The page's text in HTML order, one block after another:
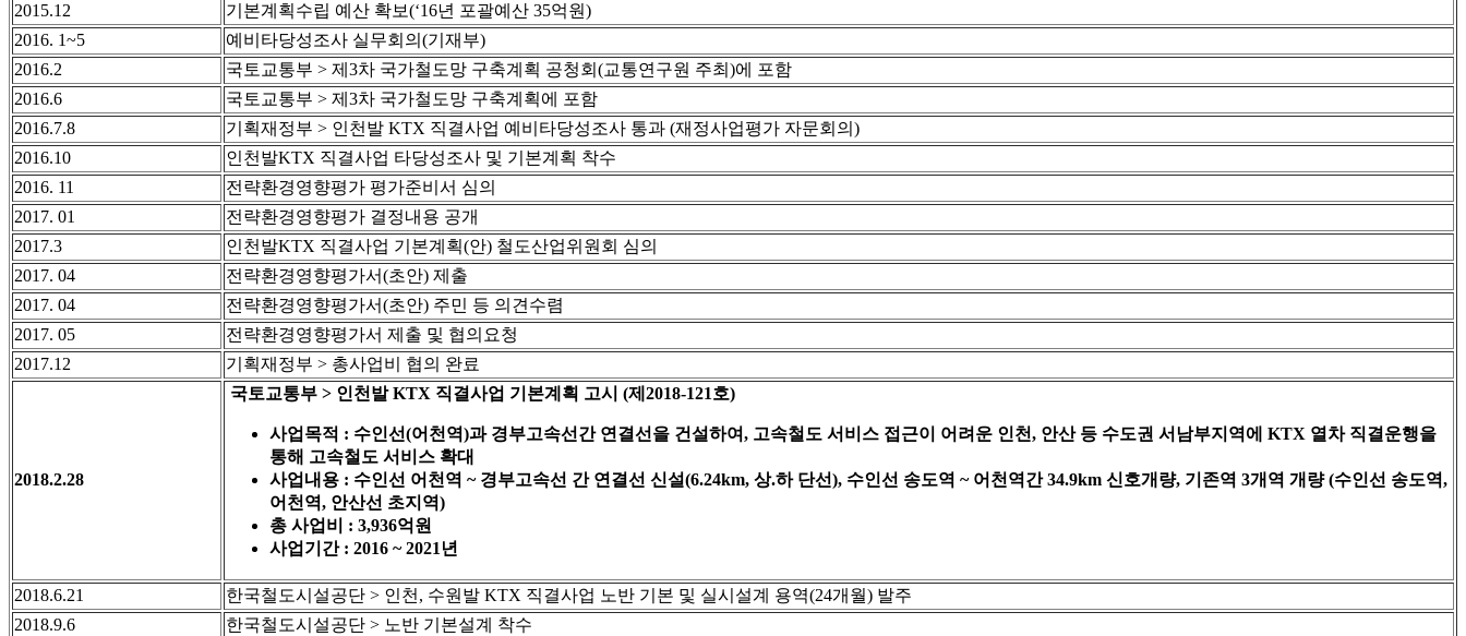
2015.12
기본계획수립 예산 확보(‘16년 포괄예산 35억원)
2016. 1~5
예비타당성조사 실무회의(기재부)
2016.2
국토교통부 > 제3차 국가철도망 구축계획 공청회(교통연구원 주최)에 포함
2016.6
국토교통부 > 제3차 국가철도망 구축계획에 포함
2016.7.8
기획재정부 > 인천발 KTX 직결사업 예비타당성조사 통과 (재정사업평가 자문회의)
2016.10
인천발KTX 직결사업 타당성조사 및 기본계획 착수
2016. 11
전략환경영향평가 평가준비서 심의
2017. 01
전략환경영향평가 결정내용 공개
2017.3
인천발KTX 직결사업 기본계획(안) 철도산업위원회 심의
2017. 04
전략환경영향평가서(초안) 제출
2017. 04
전략환경영향평가서(초안) 주민 등 의견수렴
2017. 05
전략환경영향평가서 제출 및 협의요청
2017.12
기획재정부 > 총사업비 협의 완료
2018.2.28
국토교통부 > 인천발 KTX 직결사업 기본계획 고시 (제2018-121호)
사업목적 : 수인선(어천역)과 경부고속선간 연결선을 건설하여, 고속철도 서비스 접근이 어려운 인천, 안산 등 수도권 서남부지역에 KTX 열차 직결운행을
통해 고속철도 서비스 확대
사업내용 : 수인선 어천역 ~ 경부고속선 간 연결선 신설(6.24km, 상.하 단선), 수인선 송도역 ~ 어천역간 34.9km 신호개량, 기존역 3개역 개량 (수인선 송도역,
어천역, 안산선 초지역)
총 사업비 : 3,936억원
사업기간 : 2016 ~ 2021년
2018.6.21
한국철도시설공단 > 인천, 수원발 KTX 직결사업 노반 기본 및 실시설계 용역(24개월) 발주
2018.9.6
한국철도시설공단 > 노반 기본설계 착수